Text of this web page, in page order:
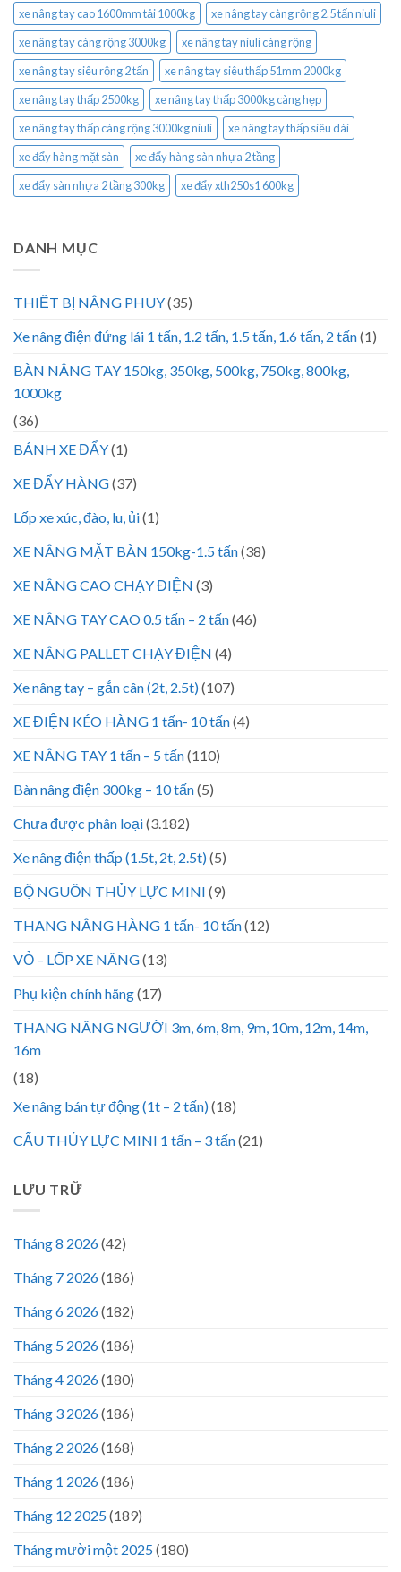
xe nâng tay cao 1600mm tải 1000kg
xe nâng tay càng rộng 2.5 tấn niuli
xe nâng tay càng rộng 3000kg
xe nâng tay niuli càng rộng
xe nâng tay siêu rộng 2 tấn
xe nâng tay siêu thấp 51mm 2000kg
xe nâng tay thấp 2500kg
xe nâng tay thấp 3000kg càng hẹp
xe nâng tay thấp càng rộng 3000kg niuli
xe nâng tay thấp siêu dài
xe đẩy hàng mặt sàn
xe đẩy hàng sàn nhựa 2 tầng
xe đẩy sàn nhựa 2 tầng 300kg
xe đẩy xth250s1 600kg
DANH MỤC
THIẾT BỊ NÂNG PHUY(35)
Xe nâng điện đứng lái 1 tấn, 1.2 tấn, 1.5 tấn, 1.6 tấn, 2 tấn(1)
BÀN NÂNG TAY 150kg, 350kg, 500kg, 750kg, 800kg,
1000kg
(36)
BÁNH XE ĐẨY(1)
XE ĐẨY HÀNG(37)
Lốp xe xúc, đào, lu, ủi(1)
XE NÂNG MẶT BÀN 150kg-1.5 tấn(38)
XE NÂNG CAO CHẠY ĐIỆN (3)
XE NÂNG TAY CAO 0.5 tấn – 2 tấn(46)
XE NÂNG PALLET CHẠY ĐIỆN (4)
Xe nâng tay – gắn cân (2t, 2.5t)(107)
XE ĐIỆN KÉO HÀNG 1 tấn- 10 tấn(4)
XE NÂNG TAY 1 tấn – 5 tấn(110)
Bàn nâng điện 300kg – 10 tấn(5)
Chưa được phân loại(3.182)
Xe nâng điện thấp (1.5t, 2t, 2.5t)(5)
BỘ NGUỒN THỦY LỰC MINI (9)
THANG NÂNG HÀNG 1 tấn- 10 tấn(12)
VỎ – LỐP XE NÂNG(13)
Phụ kiện chính hãng(17)
THANG NÂNG NGƯỜI 3m, 6m, 8m, 9m, 10m, 12m, 14m,
16m
(18)
Xe nâng bán tự động (1t – 2 tấn)(18)
CẨU THỦY LỰC MINI 1 tấn – 3 tấn(21)
LƯU TRỮ
Tháng 8 2026(42)
Tháng 7 2026(186)
Tháng 6 2026(182)
Tháng 5 2026(186)
Tháng 4 2026(180)
Tháng 3 2026(186)
Tháng 2 2026(168)
Tháng 1 2026(186)
Tháng 12 2025(189)
Tháng mười một 2025(180)